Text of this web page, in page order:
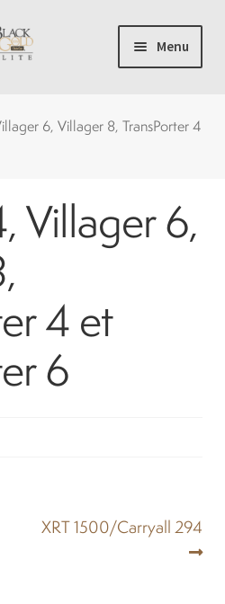
Menu
Ouvrir
le
6, Villager 8, TransPorter 4
Villager 6,
4 et
6
Article
XRT 1500/Carryall 294